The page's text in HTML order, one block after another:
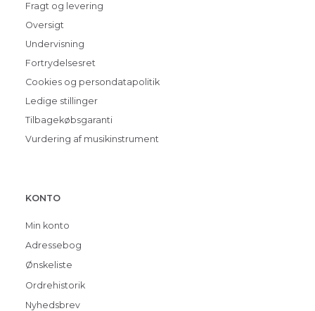
Fragt og levering
Oversigt
Undervisning
Fortrydelsesret
Cookies og persondatapolitik
Ledige stillinger
Tilbagekøbsgaranti
Vurdering af musikinstrument
KONTO
Min konto
Adressebog
Ønskeliste
Ordrehistorik
Nyhedsbrev